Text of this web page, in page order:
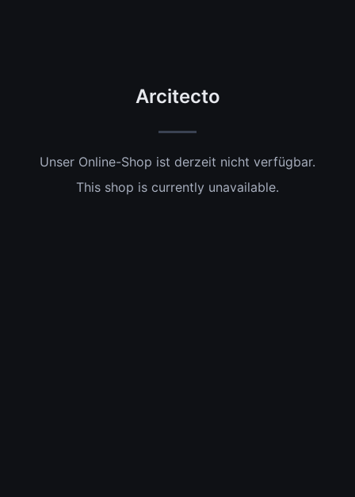
Arcitecto
Unser Online-Shop ist derzeit nicht verfügbar.
This shop is currently unavailable.